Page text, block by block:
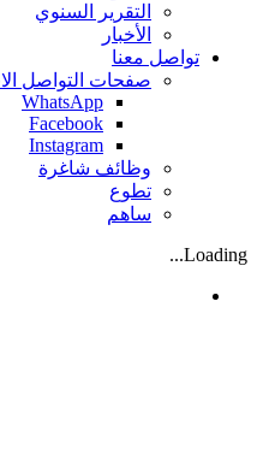
التقرير السنوي
الأخبار
تواصل معنا
صفحات التواصل
WhatsApp
Facebook
Instagram
وظائف شاغرة
تطوع
ساهم
Loading...